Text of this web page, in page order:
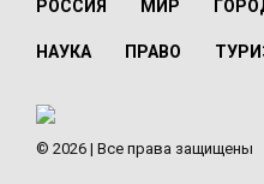
РОССИЯ МИР
НАУКА ПРАВО
© 2026 | Все права защищены